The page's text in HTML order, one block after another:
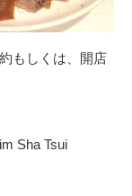
もしくは、開店
Sha Tsui